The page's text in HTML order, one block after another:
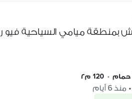
• 120 م٢
• منذ 6 أيام